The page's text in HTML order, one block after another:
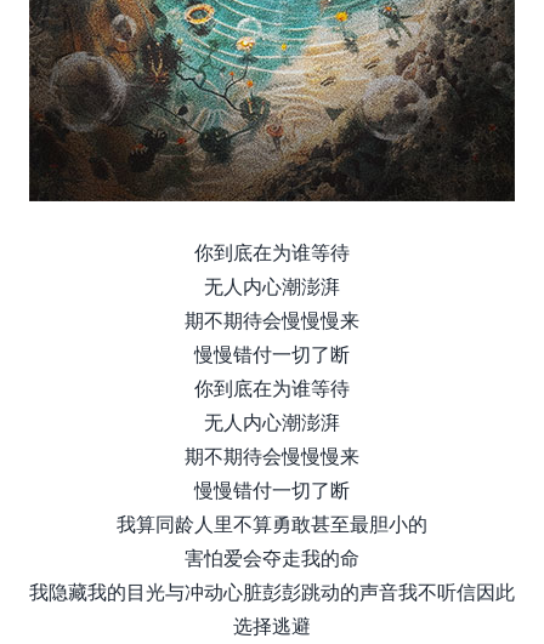
你到底在为谁等待
无人内心潮澎湃
期不期待会慢慢慢来
慢慢错付一切了断
你到底在为谁等待
无人内心潮澎湃
期不期待会慢慢慢来
慢慢错付一切了断
我算同龄人里不算勇敢甚至最胆小的
害怕爱会夺走我的命
我隐藏我的目光与冲动心脏彭彭跳动的声音我不听信因此
选择逃避